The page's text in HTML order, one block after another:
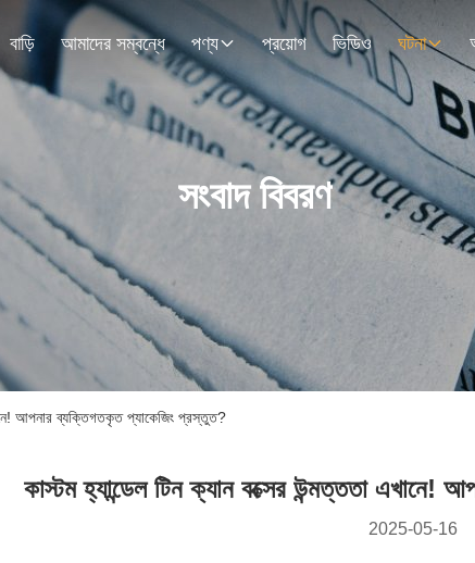
বাড়ি আমাদের সম্বন্ধে পণ্য প্রয়োগ ভিডিও ঘটনা
সংবাদ বিবরণ
আপনার ব্যক্তিগতকৃত প্যাকেজিং প্রস্তুত?
কাস্টম হ্যান্ডেল টিন ক্যান বক্সের উন্মত্ততা
2025-05-16